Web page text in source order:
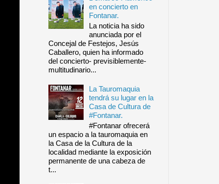
en concierto en
Fontanar.
La noticia ha sido
anunciada por el
Concejal de Festejos, Jesús
Caballero, quien ha informado
del concierto- previsiblemente-
multitudinario...
La Tauromaquia
tendrá su lugar en la
Casa de Cultura de
#Fontanar.
#Fontanar ofrecerá
un espacio a la tauromaquia en
la Casa de la Cultura de la
localidad mediante la exposición
permanente de una cabeza de
t...